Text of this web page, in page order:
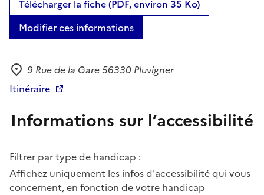
Télécharger la fiche (PDF, environ 35 Ko)
Modifier ces informations
Adresse
9 Rue de la Gare 56330 Pluvigner
Itinéraire
Informations sur l’accessibilité
Filtrer par type de handicap :
Affichez uniquement les infos d'accessibilité qui vous
concernent, en fonction de votre handicap